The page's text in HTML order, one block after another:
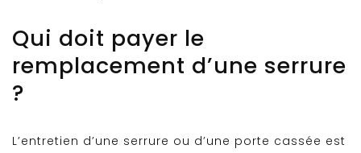
Qui doit payer le
remplacement d’une serrure
?
L’entretien d’une serrure ou d’une porte cassée est